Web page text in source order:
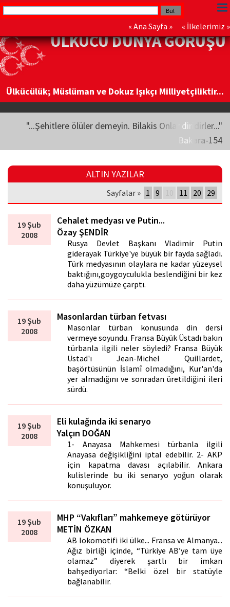
« Ana Sayfa » « İlkelerimiz »
ÜLKÜCÜ DÜNYA GÖRÜŞÜ
Ülkücülük; Müslüman ve Dokuz Işıkçı Milliyetçiliktir...
"...Şehitlere ölüler demeyin. Bilakis Onlar diridirler..."
Bakara-154
ALTIN YAZILAR
Sayfalar » 1 9 11 20 29
19 Şub
2008
Cehalet medyası ve Putin...
Özay ŞENDİR
Rusya Devlet Başkanı Vladimir Putin
giderayak Türkiye'ye büyük bir fayda sağladı.
Türk medyasının olaylara ne kadar yüzeysel
baktığını,goygoyculukla beslendiğini bir kez
daha yüzümüze çarptı.
19 Şub
2008
Masonlardan türban fetvası
Masonlar türban konusunda din dersi
vermeye soyundu. Fransa Büyük Üstadı bakın
türbanla ilgili neler söyledi? Fransa Büyük
Üstad'ı Jean-Michel Quillardet,
başörtüsünün İslamî olmadığını, Kur'an'da
yer almadığını ve sonradan üretildiğini ileri
sürdü.
19 Şub
2008
Eli kulağında iki senaryo
Yalçın DOĞAN
1- Anayasa Mahkemesi türbanla ilgili
Anayasa değişikliğini iptal edebilir. 2- AKP
için kapatma davası açılabilir. Ankara
kulislerinde bu iki senaryo yoğun olarak
konuşuluyor.
19 Şub
2008
MHP “Vakıfları” mahkemeye götürüyor
METİN ÖZKAN
AB lokomotifi iki ülke... Fransa ve Almanya...
Ağız birliği içinde, “Türkiye AB’ye tam üye
olamaz” diyerek şartlı bir imkan
bahşediyorlar: “Belki özel bir statüyle
bağlanabilir.